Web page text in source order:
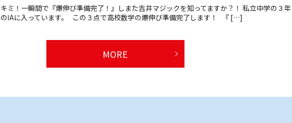
ミ！一瞬間で『爆伸び準備完了！』しまた吉井マジックを知ってますか？！ 私立中学の３年
ⅠAに入っています。 この３点で高校数学の爆伸び準備完了します！ 『 […]
MORE